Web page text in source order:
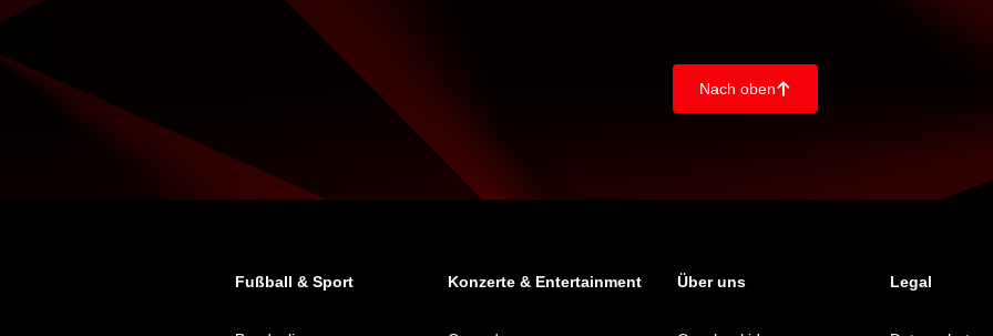
Nach oben􀄨
Fußball & Sport Konzerte & Entertainment Über uns Legal